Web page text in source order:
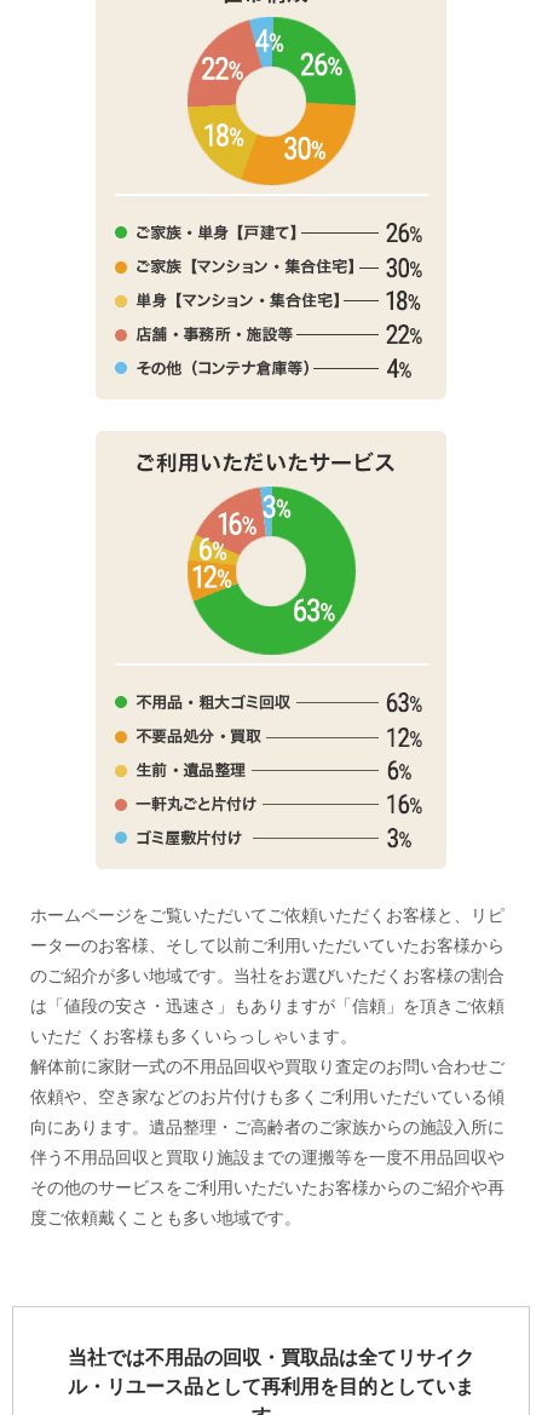
ホームページをご覧いただいてご依頼いただくお客様と、リピ
ーターのお客様、そして以前ご利用いただいていたお客様から
のご紹介が多い地域です。当社をお選びいただくお客様の割合
は「値段の安さ・迅速さ」もありますが「信頼」を頂きご依頼
いただ くお客様も多くいらっしゃいます。
解体前に家財一式の不用品回収や買取り査定のお問い合わせご
依頼や、空き家などのお片付けも多くご利用いただいている傾
向にあります。遺品整理・ご高齢者のご家族からの施設入所に
伴う不用品回収と買取り施設までの運搬等を一度不用品回収や
その他のサービスをご利用いただいたお客様からのご紹介や再
度ご依頼戴くことも多い地域です。
当社では不用品の回収・買取品は全てリサイク
ル・リユース品として再利用を目的としていま